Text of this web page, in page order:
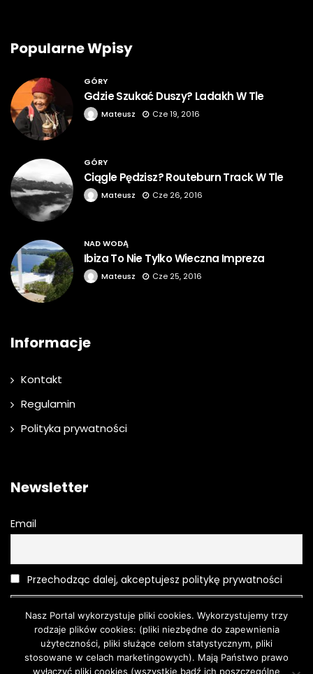
Popularne Wpisy
GÓRY
Gdzie Szukać Duszy? Ladakh W Tle
Mateusz Cze 19, 2016
GÓRY
Ciągle Pędzisz? Routeburn Track W Tle
Mateusz Cze 26, 2016
NAD WODĄ
Ibiza To Nie Tylko Wieczna Impreza
Mateusz Cze 25, 2016
Informacje
Kontakt
Regulamin
Polityka prywatności
Newsletter
Email
Przechodząc dalej, akceptujesz politykę prywatności
Nasz Portal wykorzystuje pliki cookies. Wykorzystujemy trzy
rodzaje plików cookies: (pliki niezbędne do zapewnienia
użyteczności, pliki służące celom statystycznym, pliki
stosowane w celach marketingowych). Mają Państwo prawo
wyłączyć pliki cookies (wszystkie bądź ich poszczególne